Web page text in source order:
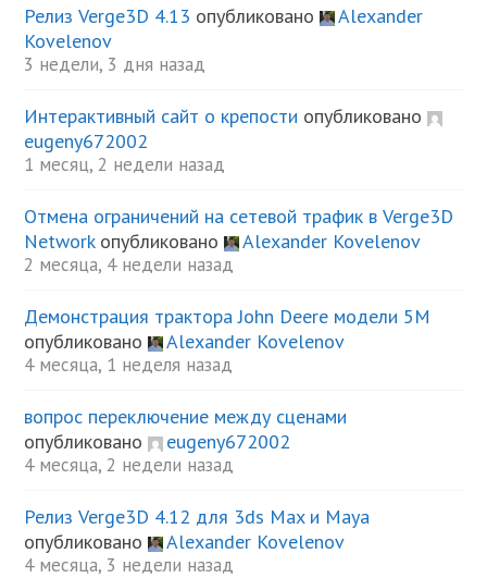
Релиз Verge3D 4.13 опубликовано
Alexander
Kovelenov
3 недели, 3 дня назад
Интерактивный сайт о крепости опубликовано
eugeny672002
1 месяц, 2 недели назад
Отмена ограничений на сетевой трафик в Verge3D
Networkопубликовано Alexander Kovelenov
2 месяца, 4 недели назад
Демонстрация трактора John Deere модели 5М
опубликовано
Alexander Kovelenov
4 месяца, 1 неделя назад
вопрос переключение между сценами
опубликовано
eugeny672002
4 месяца, 2 недели назад
Релиз Verge3D 4.12 для 3ds Max и Maya
опубликовано
Alexander Kovelenov
4 месяца, 3 недели назад